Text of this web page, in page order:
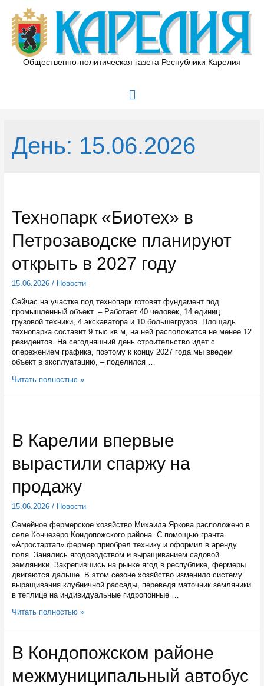
содержимому
Общественно-политическая газета Республики Карелия
Главное
День: 15.06.2026
Технопарк «Биотех» в
Петрозаводске планируют
открыть в 2027 году
15.06.2026/ Новости
Сейчас на участке под технопарк готовят фундамент под
промышленный объект. – Работает 40 человек, 14 единиц
грузовой техники, 4 экскаватора и 10 большегрузов. Площадь
технопарка составит 9 тыс.кв.м, на ней расположатся не менее 12
резидентов. На сегодняшний день строительство идет с
опережением графика, поэтому к концу 2027 года мы введем
объект в эксплуатацию, – поделился …
Технопарк
в
2027
году
Читать полностью »
В Карелии впервые
вырастили спаржу на
продажу
15.06.2026/ Новости
Семейное фермерское хозяйство Михаила Яркова расположено в
селе Кончезеро Кондопожского района. С помощью гранта
«Агростартап» фермер приобрел технику и оформил в аренду
поля. Занялись ягодоводством и выращиванием садовой
земляники. Закрепившись на рынке ягод в республике, фермеры
двигаются дальше. В этом сезоне хозяйство изменило систему
выращивания клубничной рассады, переведя маточник земляники
в теплице на индивидуальные гидропонные …
В
спаржу
на
продажу
Читать полностью »
В Кондопожском районе
межмуниципальный автобус